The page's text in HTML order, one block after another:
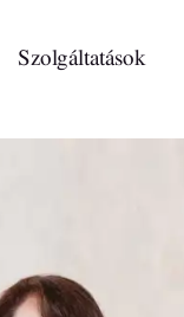
Szolgáltatások